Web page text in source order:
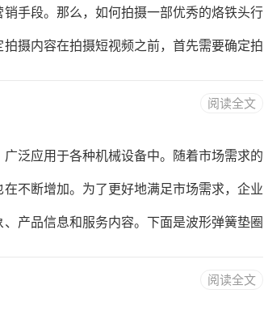
手段。那么，如何拍摄一部优秀的烙铁头行
摄内容在拍摄短视频之前，首先需要确定拍
演示烙铁头的使用方法、注意事项、操作技
阅读全文
泛应用于各种机械设备中。随着市场需求的
不断增加。为了更好地满足市场需求，企业
产品信息和服务内容。下面是波形弹簧垫圈
，同时也要考虑到用户的视觉感受。2.网站
阅读全文